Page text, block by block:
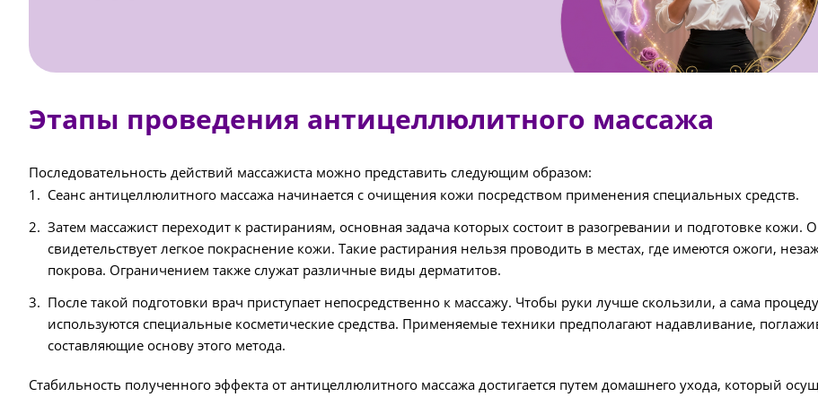
Этапы проведения антицеллюлитного массажа
Последовательность действий массажиста можно представить следующим образом:
Сеанс антицеллюлитного массажа начинается с очищения кожи посредством применения специальных средств.
Затем массажист переходит к растираниям, основная задача которых состоит в разогревании и подготовке
свидетельствует легкое покраснение кожи. Такие растирания нельзя проводить в местах, где имеются ожоги,
покрова. Ограничением также служат различные виды дерматитов.
После такой подготовки врач приступает непосредственно к массажу. Чтобы руки лучше скользили, а сама
используются специальные косметические средства. Применяемые техники предполагают надавливание,
составляющие основу этого метода.
Стабильность полученного эффекта от антицеллюлитного массажа достигается путем домашнего ухода, который